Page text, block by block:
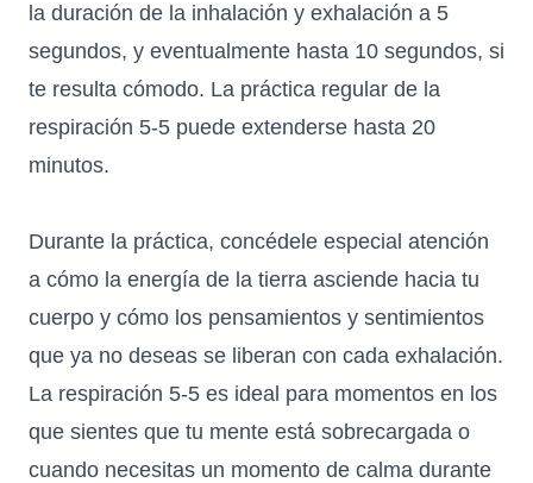
la duración de la inhalación y exhalación a 5
segundos, y eventualmente hasta 10 segundos, si
te resulta cómodo. La práctica regular de la
respiración 5-5 puede extenderse hasta 20
minutos.
Durante la práctica, concédele especial atención
a cómo la energía de la tierra asciende hacia tu
cuerpo y cómo los pensamientos y sentimientos
que ya no deseas se liberan con cada exhalación.
La respiración 5-5 es ideal para momentos en los
que sientes que tu mente está sobrecargada o
cuando necesitas un momento de calma durante